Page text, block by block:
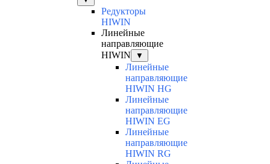
Редукторы
HIWIN
Линейные
направляющие
HIWIN
▼
Линейные
направляющие
HIWIN HG
Линейные
направляющие
HIWIN EG
Линейные
направляющие
HIWIN RG